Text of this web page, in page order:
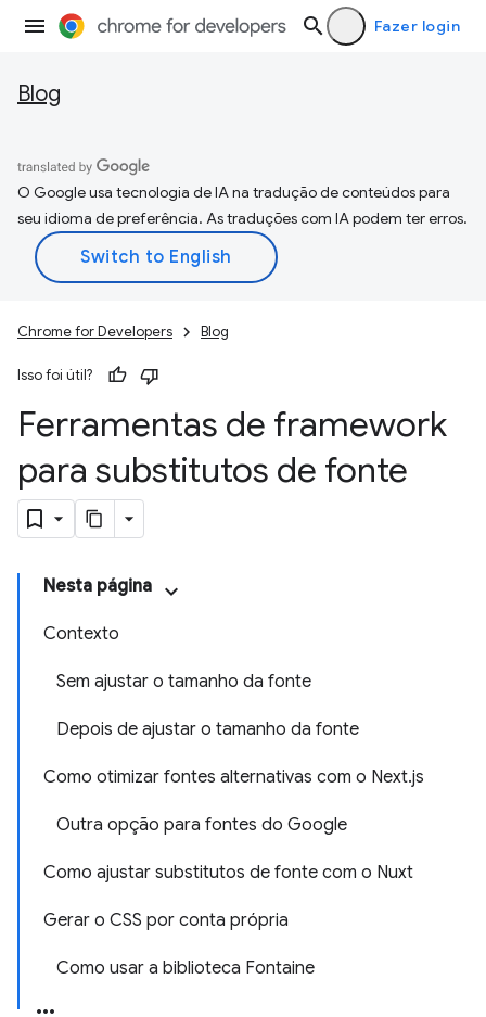
Fazer login
Blog
O Google usa tecnologia de IA na tradução de conteúdos para
seu idioma de preferência. As traduções com IA podem ter erros.
Chrome for Developers Blog
Isso foi útil?
Ferramentas de framework
para substitutos de fonte
Nesta página
Contexto
Sem ajustar o tamanho da fonte
Depois de ajustar o tamanho da fonte
Como otimizar fontes alternativas com o Next.js
Outra opção para fontes do Google
Como ajustar substitutos de fonte com o Nuxt
Gerar o CSS por conta própria
Como usar a biblioteca Fontaine